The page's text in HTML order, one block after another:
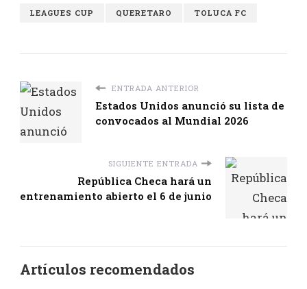
LEAGUES CUP QUERETARO TOLUCA FC
ENTRADA ANTERIOR
Estados Unidos anunció su lista de
convocados al Mundial 2026
SIGUIENTE ENTRADA
República Checa hará un
entrenamiento abierto el 6 de junio
Artículos recomendados